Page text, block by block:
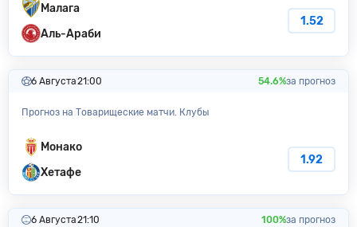
Малага
Аль-Араби
1.52
6 Августа21:00 54.6%за прогноз
Прогноз на Товарищеские матчи. Клубы
Монако
Хетафе
1.92
6 Августа21:10 100%за прогноз